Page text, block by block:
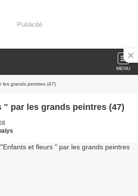
Publicité
MENU
les grands peintres (47)
par les grands peintres (47)